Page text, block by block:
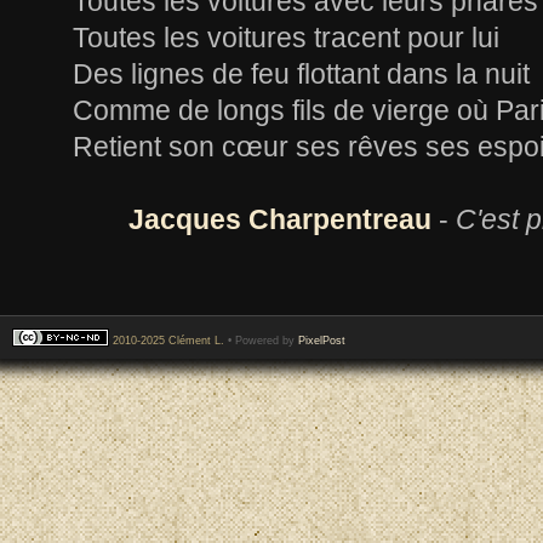
Toutes les voitures tracent pour lui
Des lignes de feu flottant dans la nuit
Comme de longs fils de vierge où
Retient son cœur ses rêves ses
Jacques Charpentreau - C'est
2010-2025 Clément L. • Powered by PixelPost